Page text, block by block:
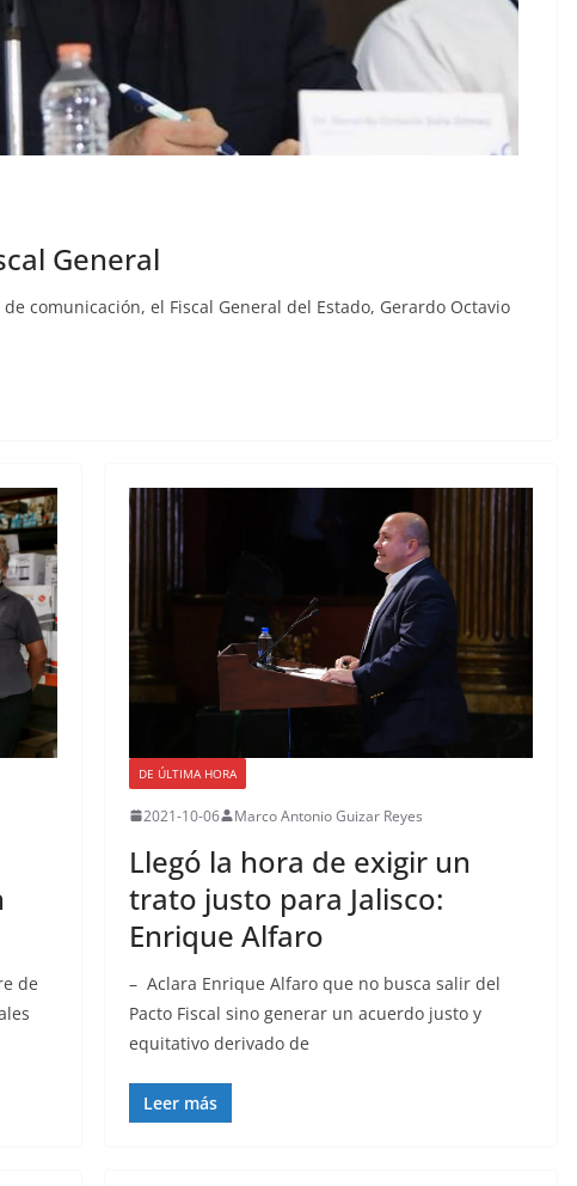
General
comunicación, el Fiscal General del Estado, Gerardo Octavio
de
DE ÚLTIMA HORA
2021-10-06 Marco Antonio Guizar Reyes
Llegó la hora de exigir un
trato justo para Jalisco:
Enrique Alfaro
– Aclara Enrique Alfaro que no busca salir del
Pacto Fiscal sino generar un acuerdo justo y
equitativo derivado de
Leer más